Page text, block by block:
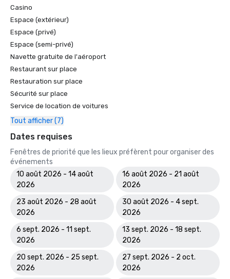
Casino
Espace (extérieur)
Espace (privé)
Espace (semi-privé)
Navette gratuite de l'aéroport
Restaurant sur place
Restauration sur place
Sécurité sur place
Service de location de voitures
Tout afficher (7)
Dates requises
Fenêtres de priorité que les lieux préfèrent pour organiser des
événements
10 août 2026 - 14 août
2026
16 août 2026 - 21 août
2026
23 août 2026 - 28 août
2026
30 août 2026 - 4 sept.
2026
6 sept. 2026 - 11 sept.
2026
13 sept. 2026 - 18 sept.
2026
20 sept. 2026 - 25 sept.
2026
27 sept. 2026 - 2 oct.
2026